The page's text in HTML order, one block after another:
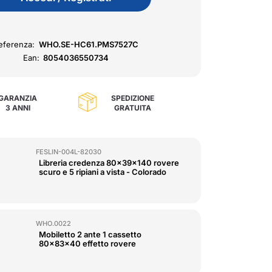
WHO.SE-HC61.PMS7527C
Ean: 8054036550734
3 ANNI
SPEDIZIONE
GRATUITA
FESLIN-004L-82030
Libreria credenza 80x39x140 rovere
scuro e 5 ripiani a vista - Colorado
WHO.0022
Mobiletto 2 ante 1 cassetto
80x83x40 effetto rovere